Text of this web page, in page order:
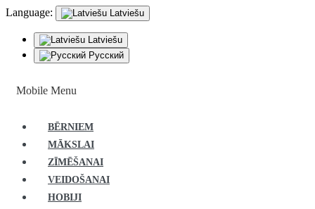
Language: Latviešu
Latviešu
Русский
Mobile Menu
BĒRNIEM
MĀKSLAI
ZĪMĒŠANAI
VEIDOŠANAI
HOBIJI